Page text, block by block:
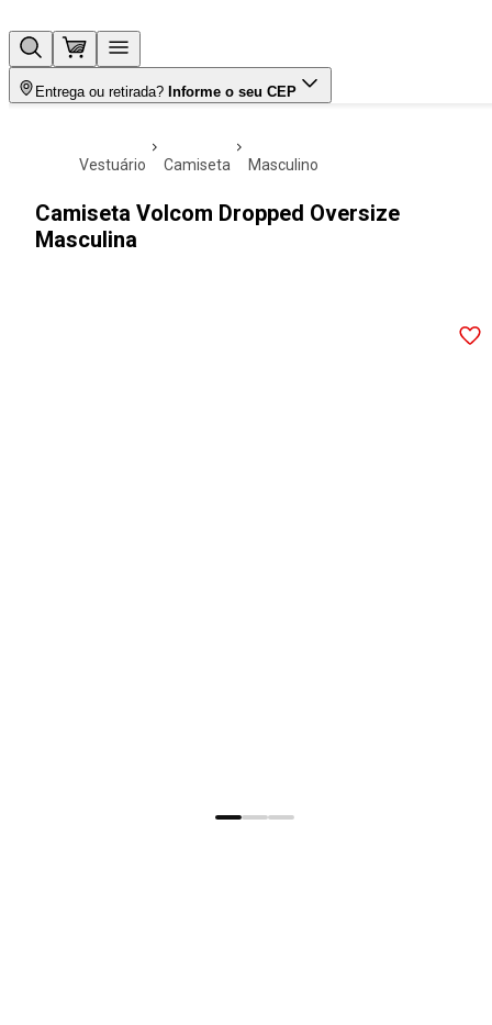
Entrega ou retirada? Informe o seu CEP
vestuário camiseta masculino
Camiseta Volcom Dropped Oversize
Masculina